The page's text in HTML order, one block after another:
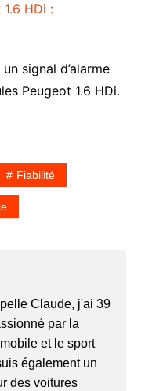
HDi :
signal d’alarme
Peugeot 1.6 HDi.
Fiabilité
Claude, j'ai 39
par la
et le sport
également un
des voitures